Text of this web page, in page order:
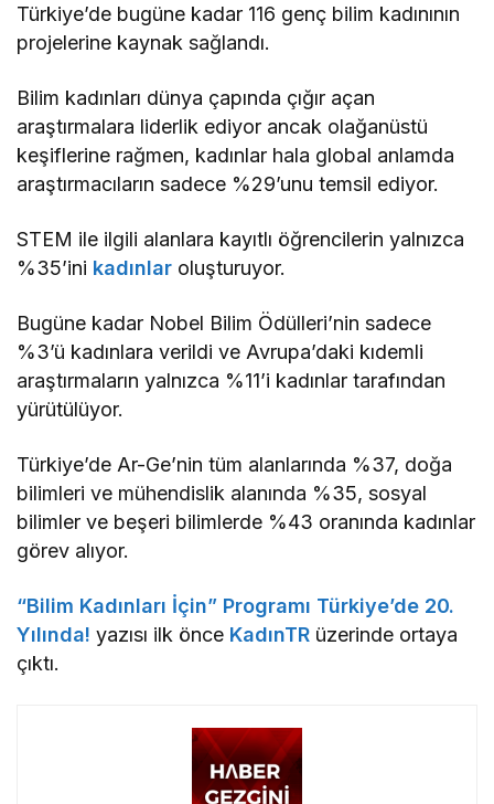
Türkiye’de bugüne kadar 116 genç bilim kadınının
projelerine kaynak sağlandı.
Bilim kadınları dünya çapında çığır açan
araştırmalara liderlik ediyor ancak olağanüstü
keşiflerine rağmen, kadınlar hala global anlamda
araştırmacıların sadece %29’unu temsil ediyor.
STEM ile ilgili alanlara kayıtlı öğrencilerin yalnızca
%35’ini kadınlar oluşturuyor.
Bugüne kadar Nobel Bilim Ödülleri’nin sadece
%3’ü kadınlara verildi ve Avrupa’daki kıdemli
araştırmaların yalnızca %11’i kadınlar tarafından
yürütülüyor.
Türkiye’de Ar-Ge’nin tüm alanlarında %37, doğa
bilimleri ve mühendislik alanında %35, sosyal
bilimler ve beşeri bilimlerde %43 oranında kadınlar
görev alıyor.
“Bilim Kadınları İçin” Programı Türkiye’de 20.
Yılında! yazısı ilk önce KadınTR üzerinde ortaya
çıktı.